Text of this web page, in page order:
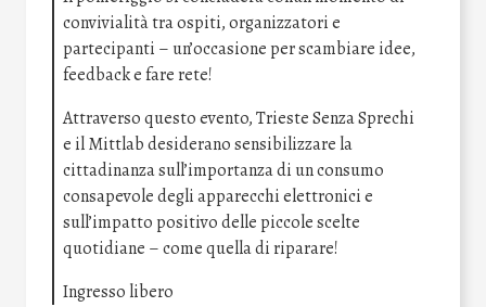
convivialità tra ospiti, organizzatori e
partecipanti – un’occasione per scambiare idee,
feedback e fare rete!
Attraverso questo evento, Trieste Senza Sprechi
e il Mittlab desiderano sensibilizzare la
cittadinanza sull’importanza di un consumo
consapevole degli apparecchi elettronici e
sull’impatto positivo delle piccole scelte
quotidiane – come quella di riparare!
Ingresso libero